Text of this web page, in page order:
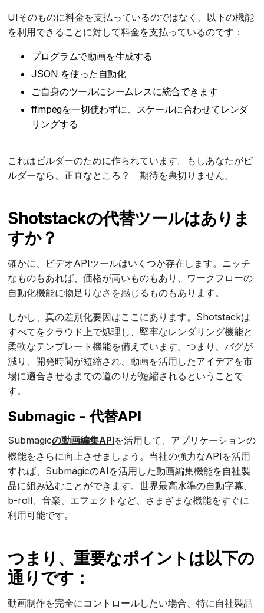
UIそのものに料金を支払っているのではなく、以下の機能
を利用できることに対して料金を支払っているのです：
プログラムで動画を生成する
JSON を使った自動化
ご自身のツールにシームレスに統合できます
ffmpegを一切使わずに、スケールに合わせてレンダ
リングする
これはビルダーのために作られています。もしあなたがビ
ルダーなら、正直なところ？ 期待を裏切りません。
Shotstackの代替ツールはありま
すか？
確かに、ビデオAPIツールはいくつか存在します。ニッチ
なものもあれば、価格が高いものもあり、ワークフローの
自動化機能に物足りなさを感じるものもあります。
しかし、真の差別化要因はここにあります。Shotstackは
すべてをクラウド上で処理し、堅牢なレンダリング機能と
柔軟なテンプレート機能を備えています。つまり、バグが
減り、開発時間が短縮され、動画を活用したアイデアを市
場に適合させるまでの道のりが短縮されるということで
す。
Submagic - 代替API
Submagicの動画編集APIを活用して、アプリケーションの
機能をさらに向上させましょう。当社の強力なAPIを活用
すれば、SubmagicのAIを活用した動画編集機能を自社製
品に組み込むことができます。世界最高水準の自動字幕、
b-roll、音楽、エフェクトなど、さまざまな機能をすぐに
利用可能です。
つまり、重要なポイントは以下の
通りです：
動画制作を完全にコントロールしたい場合、特に自社製品